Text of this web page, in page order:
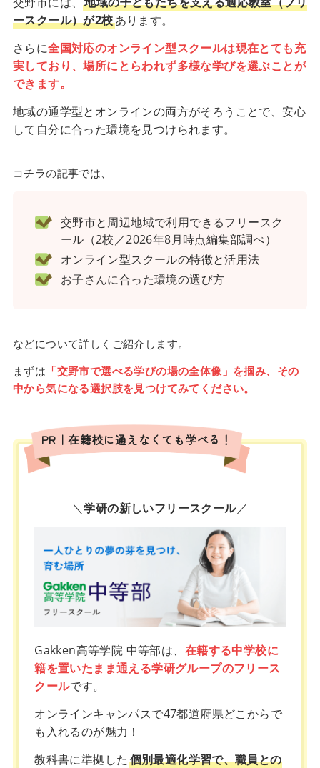
ースクール）が2校あります。
さらに全国対応のオンライン型スクールは現在とても充
実しており、場所にとらわれず多様な学びを選ぶことが
できます。
地域の通学型とオンラインの両方がそろうことで、安心
して自分に合った環境を見つけられます。
コチラの記事では、
交野市と周辺地域で利用できるフリースク
ール（2校／2026年8月時点編集部調べ）
オンライン型スクールの特徴と活用法
お子さんに合った環境の選び方
などについて詳しくご紹介します。
まずは 「交野市で選べる学びの場の全体像」を掴み、その
中から気になる選択肢を見つけてみてください。
PR｜在籍校に通えなくても学べる！
＼学研の新しいフリースクール／
Gakken高等学院 中等部は、 在籍する中学校に
籍を置いたまま通える学研グループのフリース
クールです。
オンラインキャンパスで47都道府県どこからで
も入れるのが魅力！
教科書に準拠した 個別最適化学習で、職員との